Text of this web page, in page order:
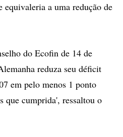
equivaleria a uma redução de
do Ecofin de 14 de
reduza seu déficit
em pelo menos 1 ponto
que cumprida', ressaltou o